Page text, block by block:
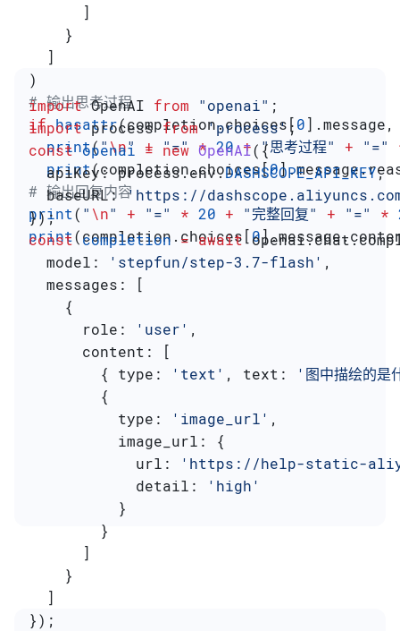
      ]
    }
  ]
)
# 输出思考过程
if hasattr(completion.choices[0
  print
("\n" + "=" * 20 + "思考过程" + "="
  print
(completion.choices[0
# 输出回复内容
print( " \n" + "=" * 20 + "完整回复" + "=" *
print(completion.choices[0
import OpenAI from "openai" ;
import process from 'process';
const openai = new OpenAI({
  apiKey:
process.env.DASHSCOPE_API_KEY,
  baseURL:
'https://
});
const completion = await openai.chat.
  model:
'stepfun/step-3.7-flash' ,
  messages:
[
    {
      role:
'user' ,
      content:
[
        {
type: 'text' , text:
'图中描绘的是
        {
          type:
'image_url' ,
          image_url:
{
            url:
'https://help-static-
            detail:
'high'
          }
        }
      ]
    }
  ]
});